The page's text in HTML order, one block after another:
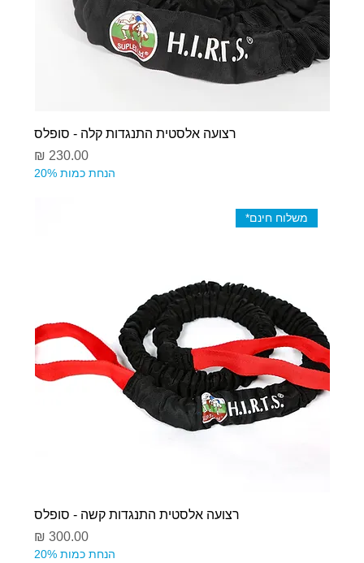
רצועה אלסטית התנגדות קלה - סופלס
מחיר
הנחת כמות 20%
משלוח חינם*
רצועה אלסטית התנגדות קשה - סופלס
מחיר
הנחת כמות 20%